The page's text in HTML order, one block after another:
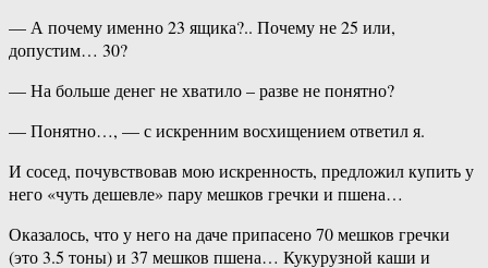
— А почему именно 23 ящика?.. Почему не 25 или,
допустим… 30?
— На больше денег не хватило – разве не понятно?
— Понятно…, — с искренним восхищением ответил я.
И сосед, почувствовав мою искренность, предложил купить у
него «чуть дешевле» пару мешков гречки и пшена…
Оказалось, что у него на даче припасено 70 мешков гречки
(это 3.5 тоны) и 37 мешков пшена… Кукурузной каши и